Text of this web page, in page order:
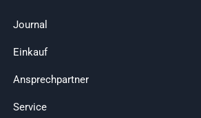
Journal
Einkauf
Ansprechpartner
Service